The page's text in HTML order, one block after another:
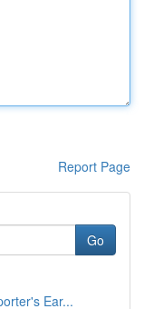
Report Page
Go
Ear...